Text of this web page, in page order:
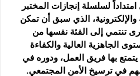
لسلسلة إنجازات المختبر
والإلكترونية، الذي سبق أن تمكن
تنتمي إلى الفئة نفسها من
الجاهزية العالية والكفاءة
بها فريق العمل، ودوره في
في ترسيخ الأمن المجتمعي.